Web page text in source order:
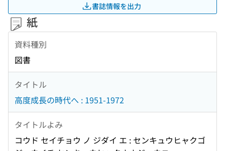
書誌情報を出力
紙
資料種別
図書
タイトル
高度成長の時代へ : 1951-1972
タイトルよみ
コウド セイチョウ ノ ジダイ エ : センキュウヒャクゴ